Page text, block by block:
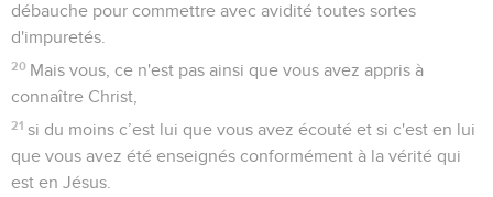
débauche pour commettre avec avidité toutes sortes
d'impuretés.
20 Mais vous, ce n'est pas ainsi que vous avez appris à
connaître Christ,
21 si du moins c’est lui que vous avez écouté et si c'est en lui
que vous avez été enseignés conformément à la vérité qui
est en Jésus.